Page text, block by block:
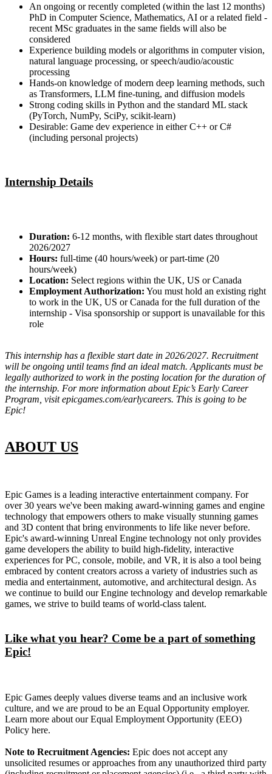
An ongoing or recently completed (within the last 12 months)
PhD in Computer Science, Mathematics, AI or a related field -
recent MSc graduates in the same fields will also be
considered
Experience building models or algorithms in computer vision,
natural language processing, or speech/audio/acoustic
processing
Hands-on knowledge of modern deep learning methods, such
as Transformers, LLM fine-tuning, and diffusion models
Strong coding skills in Python and the standard ML stack
(PyTorch, NumPy, SciPy, scikit-learn)
Desirable: Game dev experience in either C++ or C#
(including personal projects)
Internship Details
Duration: 6-12 months, with flexible start dates throughout
2026/2027
Hours: full-time (40 hours/week) or part-time (20
hours/week)
Location: Select regions within the UK, US or Canada
Employment Authorization: You must hold an existing right
to work in the UK, US or Canada for the full duration of the
internship - Visa sponsorship or support is unavailable for this
role
This internship has a flexible start date in 2026/2027. Recruitment
will be ongoing until teams find an ideal match. Applicants must be
legally authorized to work in the posting location for the duration of
the internship. For more information about Epic’s Early Career
Program, visit epicgames.com/earlycareers. This is going to be
Epic!
ABOUT US
Epic Games is a leading interactive entertainment company. For
over 30 years we've been making award-winning games and engine
technology that empowers others to make visually stunning games
and 3D content that bring environments to life like never before.
Epic's award-winning Unreal Engine technology not only provides
game developers the ability to build high-fidelity, interactive
experiences for PC, console, mobile, and VR, it is also a tool being
embraced by content creators across a variety of industries such as
media and entertainment, automotive, and architectural design. As
we continue to build our Engine technology and develop remarkable
games, we strive to build teams of world-class talent.
Like what you hear? Come be a part of something
Epic!
Epic Games deeply values diverse teams and an inclusive work
culture, and we are proud to be an Equal Opportunity employer.
Learn more about our Equal Employment Opportunity (EEO)
Policy here.
Note to Recruitment Agencies: Epic does not accept any
unsolicited resumes or approaches from any unauthorized third party